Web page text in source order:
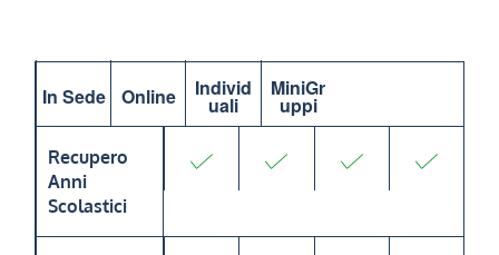
In Sede Online Individ
uali
MiniGr
uppi
Recupero
Anni
Scolastici